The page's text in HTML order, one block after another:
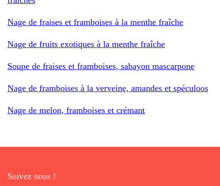
Nage de fraises et framboises à la menthe fraîche
Nage de fruits exotiques à la menthe fraîche
Soupe de fraises et framboises, sabayon mascarpone
Nage de framboises à la verveine, amandes et spéculoos
Nage de melon, framboises et crémant
Suivez nous !